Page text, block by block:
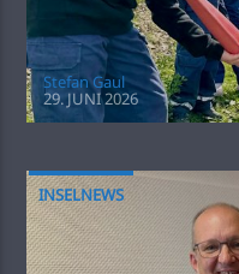
Stefan Gaul
29. JUNI 2026
INSELNEWS